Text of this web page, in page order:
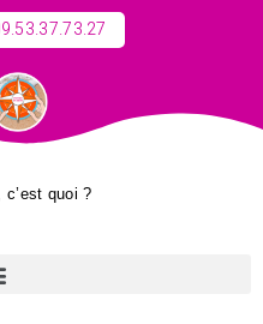
c’est quoi ?